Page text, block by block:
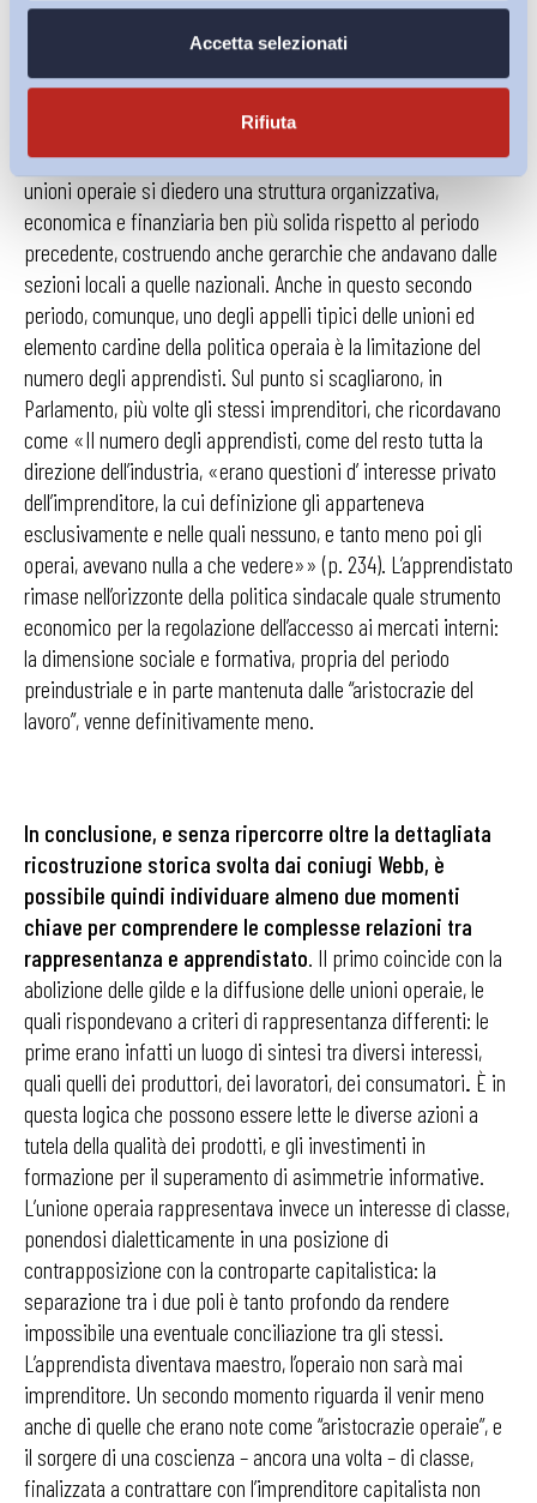
Accetta selezionati
Rifiuta
ogni progetto di rivoluzione sociale, essi si misero
industriali che pesavano su di loro, edificando lentamente a
questo scopo organizzazioni che sono divenite parti integrali
della struttura di uno stato industriale moderno» (p. 161). Le
unioni operaie si diedero una struttura organizzativa,
economica e finanziaria ben più solida rispetto al periodo
precedente, costruendo anche gerarchie che andavano dalle
sezioni locali a quelle nazionali. Anche in questo secondo
periodo, comunque, uno degli appelli tipici delle unioni ed
elemento cardine della politica operaia è la limitazione del
numero degli apprendisti. Sul punto si scagliarono, in
Parlamento, più volte gli stessi imprenditori, che ricordavano
come «Il numero degli apprendisti, come del resto tutta la
direzione dell’industria, «erano questioni d’ interesse privato
dell’imprenditore, la cui definizione gli apparteneva
esclusivamente e nelle quali nessuno, e tanto meno poi gli
operai, avevano nulla a che vedere»» (p. 234). L’apprendistato
rimase nell’orizzonte della politica sindacale quale strumento
economico per la regolazione dell’accesso ai mercati interni:
la dimensione sociale e formativa, propria del periodo
preindustriale e in parte mantenuta dalle “aristocrazie del
lavoro”, venne definitivamente meno.
In conclusione, e senza ripercorre oltre la dettagliata
ricostruzione storica svolta dai coniugi Webb, è
possibile quindi individuare almeno due momenti
chiave per comprendere le complesse relazioni tra
rappresentanza e apprendistato. Il primo coincide con la
abolizione delle gilde e la diffusione delle unioni operaie, le
quali rispondevano a criteri di rappresentanza differenti: le
prime erano infatti un luogo di sintesi tra diversi interessi,
quali quelli dei produttori, dei lavoratori, dei consumatori. È in
questa logica che possono essere lette le diverse azioni a
tutela della qualità dei prodotti, e gli investimenti in
formazione per il superamento di asimmetrie informative.
L’unione operaia rappresentava invece un interesse di classe,
ponendosi dialetticamente in una posizione di
contrapposizione con la controparte capitalistica: la
separazione tra i due poli è tanto profondo da rendere
impossibile una eventuale conciliazione tra gli stessi.
L’apprendista diventava maestro, l’operaio non sarà mai
imprenditore. Un secondo momento riguarda il venir meno
anche di quelle che erano note come “aristocrazie operaie”, e
il sorgere di una coscienza – ancora una volta – di classe,
finalizzata a contrattare con l’imprenditore capitalista non